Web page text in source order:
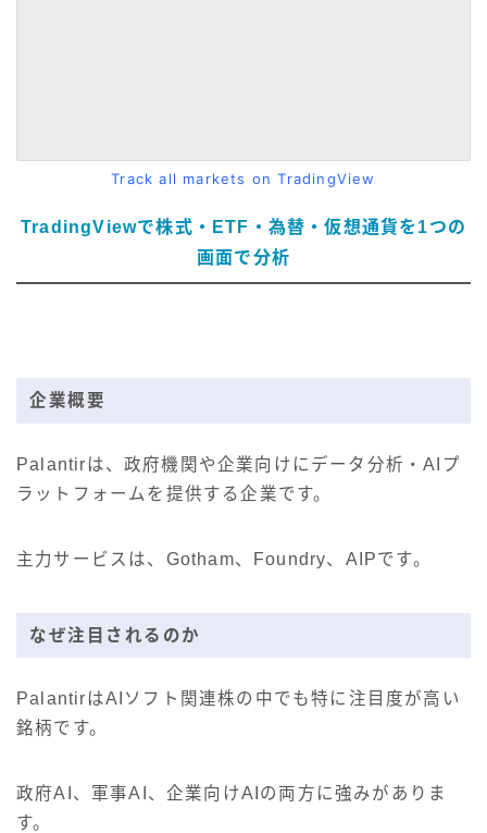
Track all markets on TradingView
TradingViewで株式・ETF・為替・仮想通貨を1つの
画面で分析
企業概要
Palantirは、政府機関や企業向けにデータ分析・AIプ
ラットフォームを提供する企業です。
主力サービスは、Gotham、Foundry、AIPです。
なぜ注目されるのか
PalantirはAIソフト関連株の中でも特に注目度が高い
銘柄です。
政府AI、軍事AI、企業向けAIの両方に強みがありま
す。